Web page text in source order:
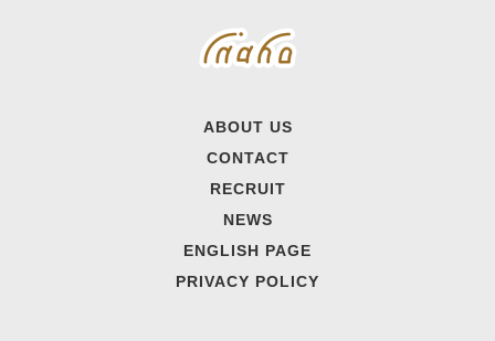
ABOUT US
CONTACT
RECRUIT
NEWS
ENGLISH PAGE
PRIVACY POLICY